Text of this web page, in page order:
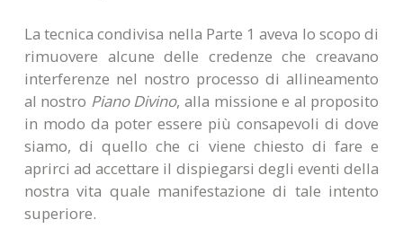
La tecnica condivisa nella Parte 1 aveva lo scopo di
rimuovere alcune delle credenze che creavano
interferenze nel nostro processo di allineamento
al nostro Piano Divino, alla missione e al proposito
in modo da poter essere più consapevoli di dove
siamo, di quello che ci viene chiesto di fare e
aprirci ad accettare il dispiegarsi degli eventi della
nostra vita quale manifestazione di tale intento
superiore.